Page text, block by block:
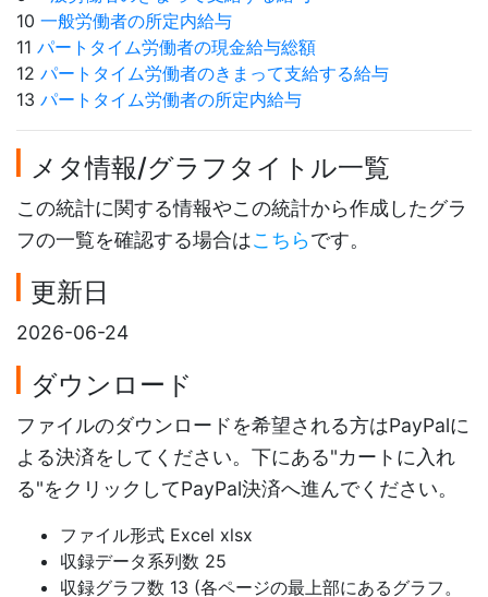
10 一般労働者の所定内給与
11 パートタイム労働者の現金給与総額
12 パートタイム労働者のきまって支給する給与
13 パートタイム労働者の所定内給与
メタ情報/グラフタイトル一覧
この統計に関する情報やこの統計から作成したグラ
フの一覧を確認する場合はこちらです。
更新日
2026-06-24
ダウンロード
ファイルのダウンロードを希望される方はPayPalに
よる決済をしてください。下にある"カートに入れ
る"をクリックしてPayPal決済へ進んでください。
ファイル形式 Excel xlsx
収録データ系列数 25
収録グラフ数 13 (各ページの最上部にあるグラフ。